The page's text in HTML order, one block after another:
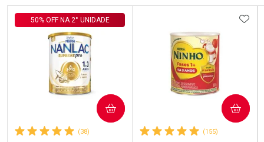
(38)
50% OFF NA 2° UNIDADE
COMPRAR
(155)
COMPRAR